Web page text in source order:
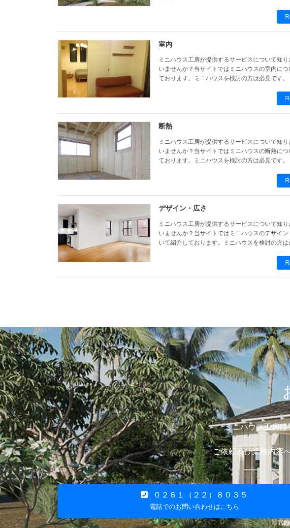
室内
ミニハウス工房が提供するサービスについて知
いませんか？当サイトではミニハウスの室内につ
ております。ミニハウスを検討の方は必見です。
断熱
ミニハウス工房が提供するサービスについて知
いませんか？当サイトではミニハウスの断熱につ
ております。ミニハウスを検討の方は必見です。
デザイン・広さ
ミニハウス工房が提供するサービスについて知
いませんか？当サイトではミニハウスのデザイン
いて紹介しております。ミニハウスを検討の方は
ミニハウス工房
ご依頼及び業務内容
０２６１（２２）８０３５
電話でのお問い合わせはこちら